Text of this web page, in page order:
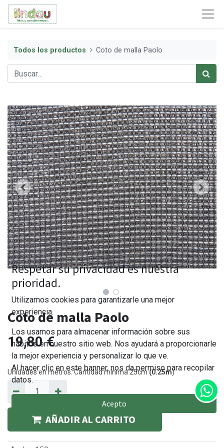
Todos los productos Coto de malla Paolo
Coto de malla Paolo
19,80€
Unidades en metros. Cantidad mínima 25cm(0.25m)
AÑADIR AL CARRITO
Respetar su privacidad es nuestra
prioridad.
Utilizamos cookies para garantizarle una mejor
experiencia.
Los usamos para almacenar información sobre sus
hábitos en nuestro sitio web. Nos ayudará a proporcionarle
la mejor experiencia y personalizar lo que ve.
Al hacer clic en este banner, nos da permiso para recopilar
datos.
Acepto